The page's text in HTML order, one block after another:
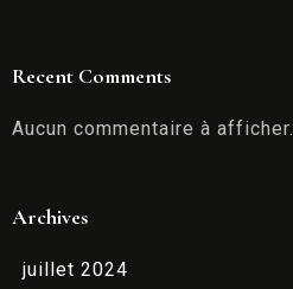
Recent Comments
Aucun commentaire à afficher.
Archives
juillet 2024